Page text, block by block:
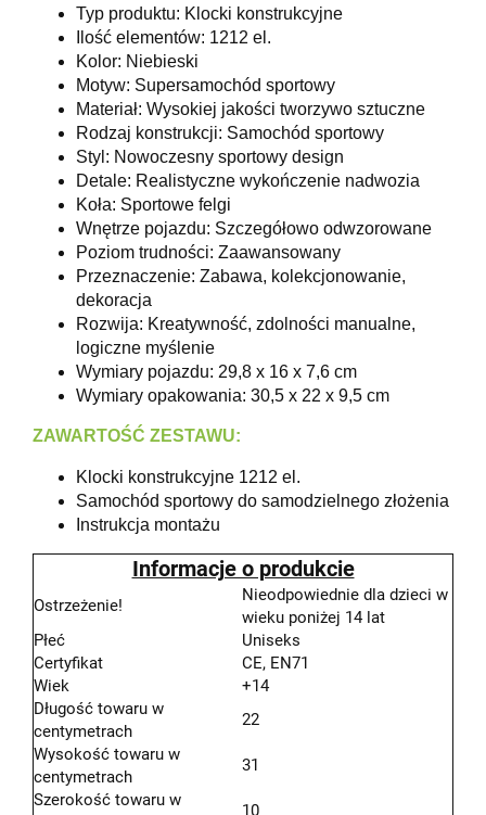
Typ produktu: Klocki konstrukcyjne
Ilość elementów: 1212 el.
Kolor: Niebieski
Motyw: Supersamochód sportowy
Materiał: Wysokiej jakości tworzywo sztuczne
Rodzaj konstrukcji: Samochód sportowy
Styl: Nowoczesny sportowy design
Detale: Realistyczne wykończenie nadwozia
Koła: Sportowe felgi
Wnętrze pojazdu: Szczegółowo odwzorowane
Poziom trudności: Zaawansowany
Przeznaczenie: Zabawa, kolekcjonowanie,
dekoracja
Rozwija: Kreatywność, zdolności manualne,
logiczne myślenie
Wymiary pojazdu: 29,8 x 16 x 7,6 cm
Wymiary opakowania: 30,5 x 22 x 9,5 cm
ZAWARTOŚĆ ZESTAWU:
Klocki konstrukcyjne 1212 el.
Samochód sportowy do samodzielnego złożenia
Instrukcja montażu
Informacje o produkcie
Ostrzeżenie!
Nieodpowiednie dla dzieci w
wieku poniżej 14 lat
Płeć
Uniseks
Certyfikat
CE, EN71
Wiek
+14
Długość towaru w
centymetrach
22
Wysokość towaru w
centymetrach
31
Szerokość towaru w
10